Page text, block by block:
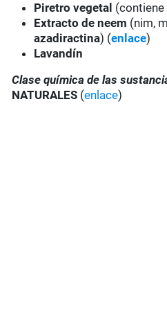
Piretro vegetal (contiene
Extracto de neem (nim,
azadiractina) (enlace)
Lavandín
Clase química de las
NATURALES (enlace)